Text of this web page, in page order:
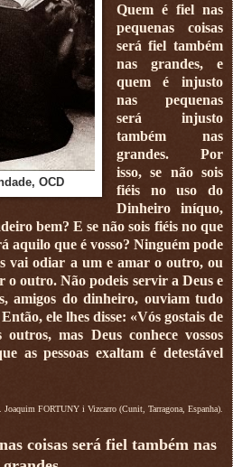
OCD
Quem é fiel nas
pequenas coisas
será fiel também
nas grandes, e
quem é injusto
nas pequenas
será injusto
também nas
grandes. Por
isso, se não sois
fiéis no uso do
Dinheiro iníquo,
bem? E se não sois fiéis no que
aquilo que é vosso? Ninguém pode
vai odiar a um e amar o outro, ou
o outro. Não podeis servir a Deus e
amigos do dinheiro, ouviam tudo
ele lhes disse: «Vós gostais de
mas Deus conhece vossos
as pessoas exaltam é detestável
FORTUNY i Vizcarro (Cunit, Tarragona, Espanha).
coisas será fiel também nas